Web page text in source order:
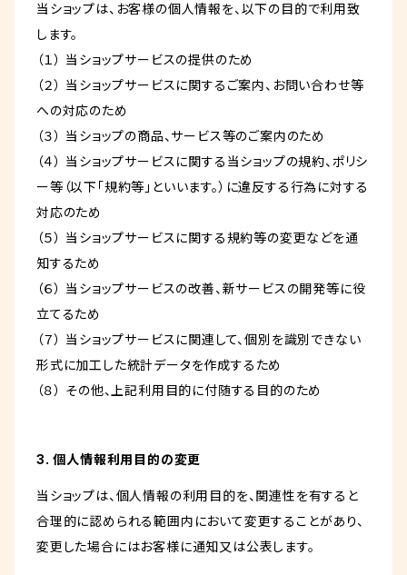
当ショップは、お客様の個人情報を、以下の目的で利用致
します。
（１） 当ショップサービスの提供のため
（２） 当ショップサービスに関するご案内、お問い合わせ等
への対応のため
（３） 当ショップの商品、サービス等のご案内のため
（４） 当ショップサービスに関する当ショップの規約、ポリシ
ー等（以下「規約等」といいます。）に違反する行為に対する
対応のため
（５） 当ショップサービスに関する規約等の変更などを通
知するため
（６） 当ショップサービスの改善、新サービスの開発等に役
立てるため
（７） 当ショップサービスに関連して、個別を識別できない
形式に加工した統計データを作成するため
（８） その他、上記利用目的に付随する目的のため
3. 個人情報利用目的の変更
当ショップは、個人情報の利用目的を、関連性を有すると
合理的に認められる範囲内において変更することがあり、
変更した場合にはお客様に通知又は公表します。